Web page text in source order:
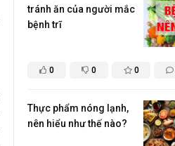
0 0 0
tránh ăn của người mắc
bệnh trĩ
Thực phẩm nóng lạnh,
nên hiểu như thế nào?